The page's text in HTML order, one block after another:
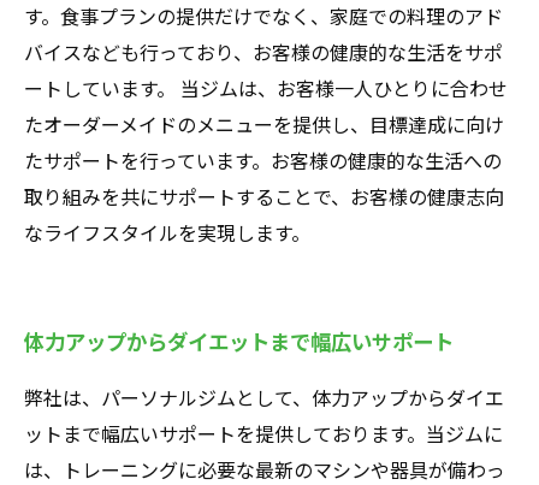
す。食事プランの提供だけでなく、家庭での料理のアド
バイスなども行っており、お客様の健康的な生活をサポ
ートしています。 当ジムは、お客様一人ひとりに合わせ
たオーダーメイドのメニューを提供し、目標達成に向け
たサポートを行っています。お客様の健康的な生活への
取り組みを共にサポートすることで、お客様の健康志向
なライフスタイルを実現します。
体力アップからダイエットまで幅広いサポート
弊社は、パーソナルジムとして、体力アップからダイエ
ットまで幅広いサポートを提供しております。当ジムに
は、トレーニングに必要な最新のマシンや器具が備わっ